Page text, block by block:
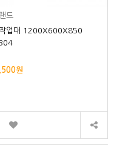
드
업대 1200X600X850
원